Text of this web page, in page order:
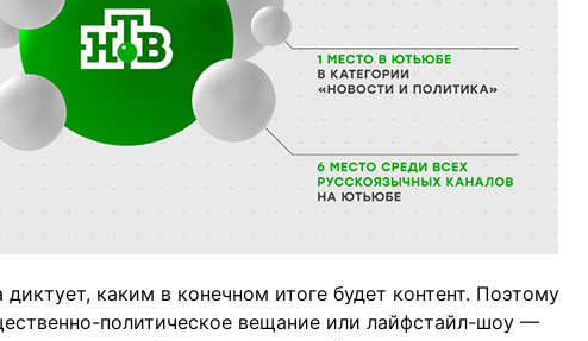
каким в конечном итоге будет контент. Поэтому
политическое вещание или лайфстайл-шоу —